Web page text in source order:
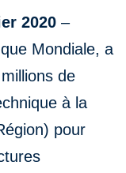
2020 –
Mondiale, a
de
à la
pour